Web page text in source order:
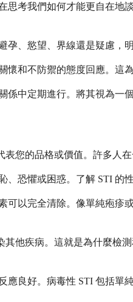
考我們如何才能更自在地
、慾望、界線還是疑慮，
和不防禦的態度回應。這
中定期進行。將其視為一
您的品格或價值。許多人在
恐懼或困惑。了解 STI 的
以完全清除。像單純疱
他疾病。這就是為什麼檢
良好。病毒性 STI 包括